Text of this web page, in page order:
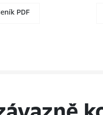
PDF